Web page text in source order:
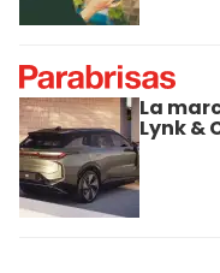
La
Lynk &